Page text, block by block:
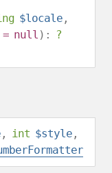
$locale ,
= null ):
?
, int $style ,